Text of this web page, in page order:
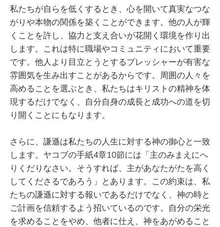
私たちが自らを低くするとき、心を開いて真実なつな
がりや本物の関係を築くことができます。他の人が輝
くことを許し、協力と支え合いが花開く環境を作り出
します。これは特に職場やコミュニティにおいて重要
です。他人より目立とうとするプレッシャーが有害な
雰囲気を生み出すことがあるからです。周囲の人々を
高めることを選ぶとき、私たちはキリストの精神を体
現するだけでなく、自分自身の成長と成功への道を切
り開くことにもなります。
さらに、謙遜は私たちの人生に対する神の御心と一致
します。ヤコブの手紙4章10節には「主のみまえにへ
りくだりなさい。そうすれば、主があなたがたを高く
してくださるであろう」とあります。この約束は、私
たちの謙遜に対する報いであるだけでなく、神の時と
ご計画を信頼するよう招いているのです。自分の栄光
を求めることをやめ、他者に仕え、神をあがめること